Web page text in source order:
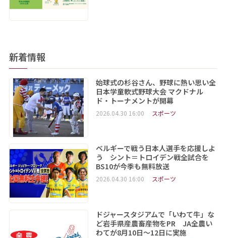
新着情報
始球式の杉谷さん、野球に熱い思い全
日本学童軟式野球大会 マクドナル
ド・トーナメントが開幕
2026.04.30 16:00 スポーツ
ベルギーで戦う日本人選手を応援しよ
う シント＝トロイデン戦全試合を
BS10が今季も無料放送
2026.04.30 16:00 スポーツ
ドジャースタジアムで「いわて牛」な
ど岩手県産農畜産物をPR JA全農い
わてが8月10日～12日に実施